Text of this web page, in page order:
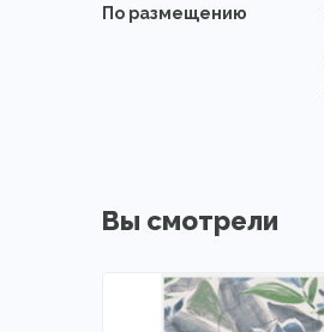
По размещению
Вы смотрели